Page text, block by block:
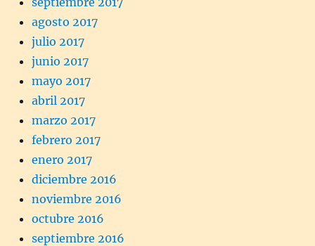
agosto 2017
julio 2017
junio 2017
mayo 2017
abril 2017
marzo 2017
febrero 2017
enero 2017
diciembre 2016
noviembre 2016
octubre 2016
septiembre 2016